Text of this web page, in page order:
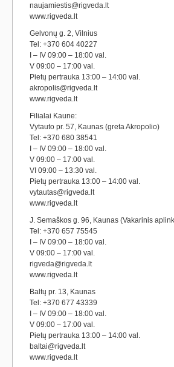
naujamiestis@rigveda.lt
www.rigveda.lt
Gelvonų g. 2, Vilnius
Tel: +370 604 40227
I – IV 09:00 – 18:00 val.
V 09:00 – 17:00 val.
Pietų pertrauka 13:00 – 14:00 val.
akropolis@rigveda.lt
www.rigveda.lt
Filialai Kaune:
Vytauto pr. 57, Kaunas (greta Akropolio)
Tel: +370 680 38541
I – IV 09:00 – 18:00 val.
V 09:00 – 17:00 val.
VI 09:00 – 13:30 val.
Pietų pertrauka 13:00 – 14:00 val.
vytautas@rigveda.lt
www.rigveda.lt
J. Semaškos g. 96, Kaunas (Vakarinis
Tel: +370 657 75545
I – IV 09:00 – 18:00 val.
V 09:00 – 17:00 val.
rigveda@rigveda.lt
www.rigveda.lt
Baltų pr. 13, Kaunas
Tel: +370 677 43339
I – IV 09:00 – 18:00 val.
V 09:00 – 17:00 val.
Pietų pertrauka 13:00 – 14:00 val.
baltai@rigveda.lt
www.rigveda.lt